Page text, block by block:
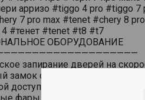
арризо #tiggo 4 pro #tiggo 7
7 pro max #tenet #chery 8
#тенет #tenet #t8 #t7
ОБОРУДОВАНИЕ
запирание дверей на
замок с дистанционным
доступ (ключ в кармане)